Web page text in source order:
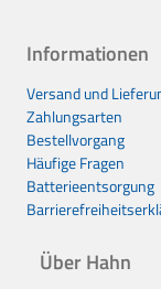
Informationen
Versand und
Zahlungsarten
Bestellvorgang
Häufige Fragen
Batterieentsorgung
Über Hahn